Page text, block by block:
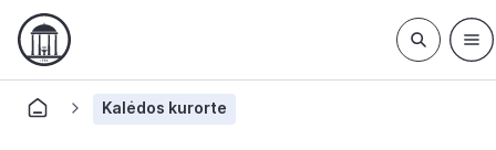
Kalėdos kurorte